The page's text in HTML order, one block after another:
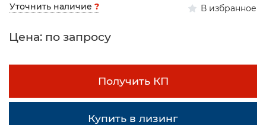
Уточнить наличие ? В избранное
Цена: по запросу
Получить КП
Купить в лизинг